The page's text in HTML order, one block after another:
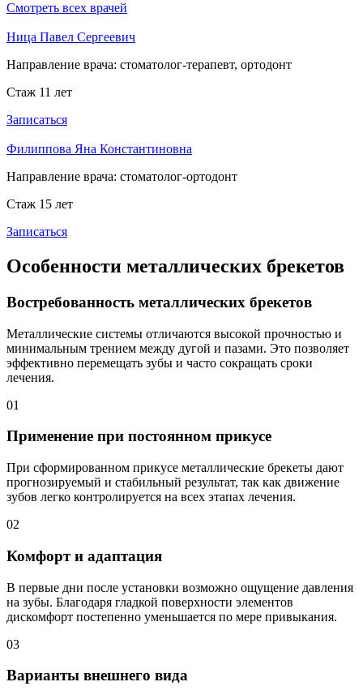
Смотреть всех врачей
Ница Павел Сергеевич
Направление врача: стоматолог-терапевт, ортодонт
Стаж 11 лет
Записаться
Филиппова Яна Константиновна
Направление врача: стоматолог-ортодонт
Стаж 15 лет
Записаться
Особенности металлических брекетов
Востребованность металлических брекетов
Металлические системы отличаются высокой прочностью и
минимальным трением между дугой и пазами. Это позволяет
эффективно перемещать зубы и часто сокращать сроки
лечения.
01
Применение при постоянном прикусе
При сформированном прикусе металлические брекеты дают
прогнозируемый и стабильный результат, так как движение
зубов легко контролируется на всех этапах лечения.
02
Комфорт и адаптация
В первые дни после установки возможно ощущение давления
на зубы. Благодаря гладкой поверхности элементов
дискомфорт постепенно уменьшается по мере привыкания.
03
Варианты внешнего вида